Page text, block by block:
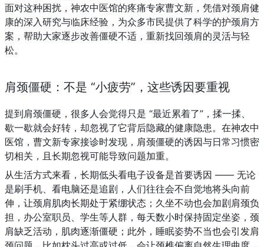
面对这种困扰，神农中医馆的疼痛专家曹文新，凭借对颈肩健
康的深入研究与临床经验，为众多市民提供了科学的护颈肩方
案，帮助大家逐步改善僵硬不适，重新找回颈肩的灵活与轻
松。
肩颈僵硬：不是 “小疲劳”，这些诱因要重视
提到肩颈僵硬，很多人会觉得只是 “最近累着了”，揉一揉、
歇一歇就会好转，却忽视了它背后隐藏的健康隐患。在神农中
医馆，曹文新专家接诊时发现，肩颈僵硬的诱因与日常习惯密
切相关，且长期忽视可能导致问题加重。
从生活方式来看，长期低头看电子设备是首要诱因 —— 无论
是刷手机、看电脑还是追剧，人们往往会不自觉地将头向前
伸，让颈肩肌肉长期处于紧绷状态；久坐不动也会加剧肩颈负
担，办公室职员、学生等人群，每天数小时保持固定坐姿，颈
肩缺乏活动，肌肉逐渐僵硬；此外，睡眠姿势不当也会引发肩